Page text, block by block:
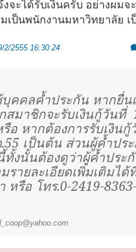
จะได้รับเงินครับ อย่างผม
เป็นพนักงานมหาวิทยาลัย
2/2555 16:30:24
คคลค้ำประกัน หากยื่น
สมาชิกจะรับเงินกู้วันที่
อ หากต้องการรับเงินกู้
เป็นต้น ส่วนผู้ค้ำปร
ทั้งนั้นต้องดูว่าผู้ค้ำประ
รายละเอียดเพิ่มเติมไ
หรือ โทร.0-2419-